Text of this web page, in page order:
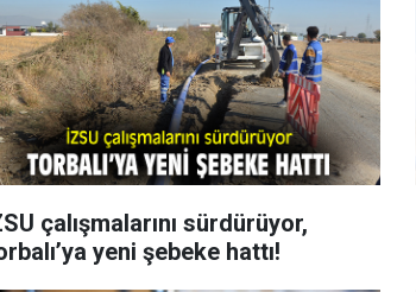
çalışmalarını sürdürüyor,
yeni şebeke hattı!